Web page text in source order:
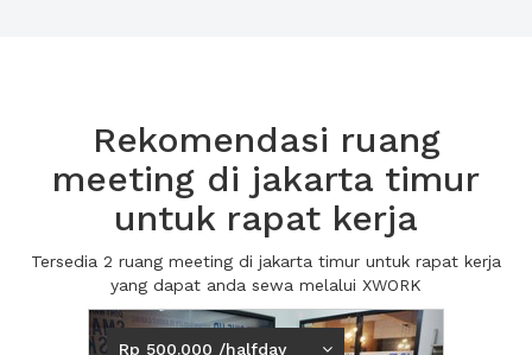
Rekomendasi ruang
meeting di jakarta timur
untuk rapat kerja
Tersedia 2 ruang meeting di jakarta timur untuk rapat kerja
yang dapat anda sewa melalui XWORK
Previous Next2
Rp 500.000 /halfday